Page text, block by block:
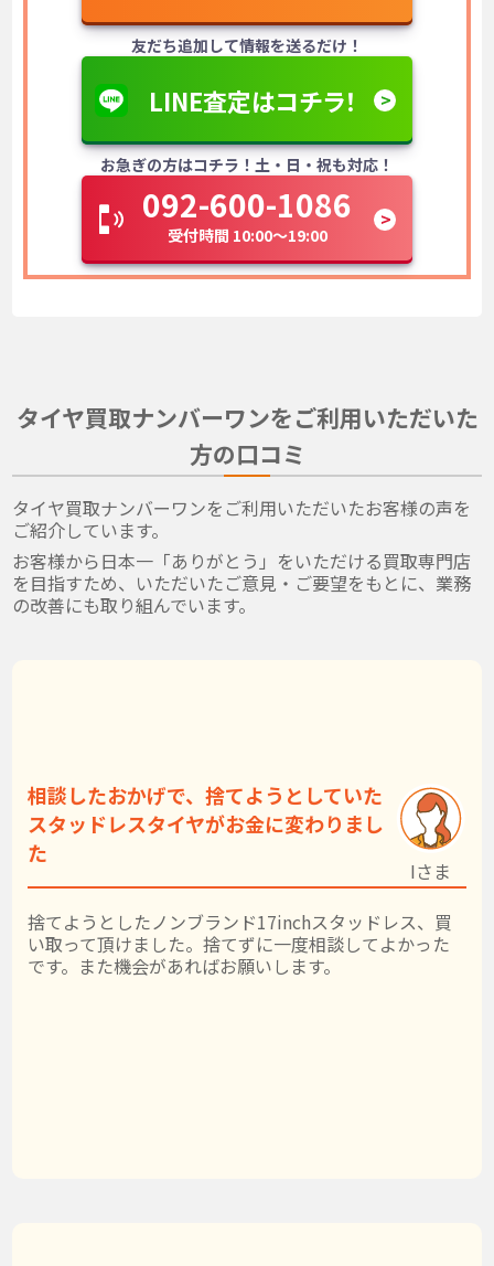
友だち追加して情報を送るだけ！
LINE査定はコチラ！
お急ぎの方はコチラ！土・日・祝も対応！
092-600-1086
受付時間 10:00～19:00
タイヤ買取ナンバーワンをご利用いただいた
方の口コミ
タイヤ買取ナンバーワンをご利用いただいたお客様の声を
ご紹介しています。
お客様から日本一「ありがとう」をいただける買取専門店
を目指すため、いただいたご意見・ご要望をもとに、業務
の改善にも取り組んでいます。
相談したおかげで、捨てようとしていた
スタッドレスタイヤがお金に変わりまし
た
捨てようとしたノンブランド17inchスタッドレス、買
い取って頂けました。捨てずに一度相談してよかった
です。また機会があればお願いします。
Iさま